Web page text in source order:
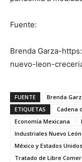
Fuente:
Brenda Garza-
nuevo-leon-
FUENTE
Brenda
ETIQUETAS
Cadena
Economía Mexicana
Industriales Nuevo León
México y Estados Unidos
Tratado de Libre